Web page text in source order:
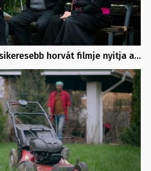
horvát filmje nyitja a…